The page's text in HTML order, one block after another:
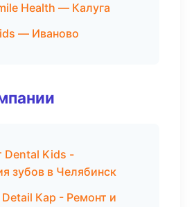
Health — Калуга
— Иваново
Dental Kids -
зубов в Челябинск
Detail Кар - Ремонт и